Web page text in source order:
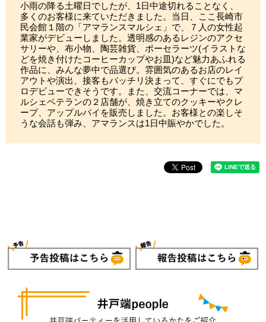
小雨の降る土曜日でしたが、1日中途切れることなく、
多くのお客様に来ていただきました。当日、ここ長崎市
民会館１階の「アマランスマルシェ」で、７人の女性起
業家がデビューしました。透明感のあるレジンのアクセ
サリーや、布小物、陶芸雑貨、ポーセラーツ(イラストな
どを焼き付けたコーヒーカップやお皿)など魅力あふれる
作品に、みんな夢中で品選び。雰囲気のあるお店のレイ
アウトや演出、接客もバッチリ決まって、すぐにでもプ
ロデビューできそうです。また、交流コーナーでは、マ
ルシェベテランの２店舗が、焼き立てのクッキーやクレ
ープ、アップルパイを販売しました。お客様との楽しそ
うな会話も弾み、アマランスは1日中賑やかでした。